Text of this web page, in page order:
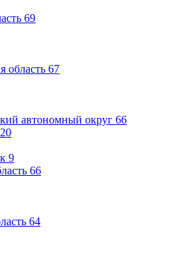
69
область 67
автономный округ 66
20
9
66
64